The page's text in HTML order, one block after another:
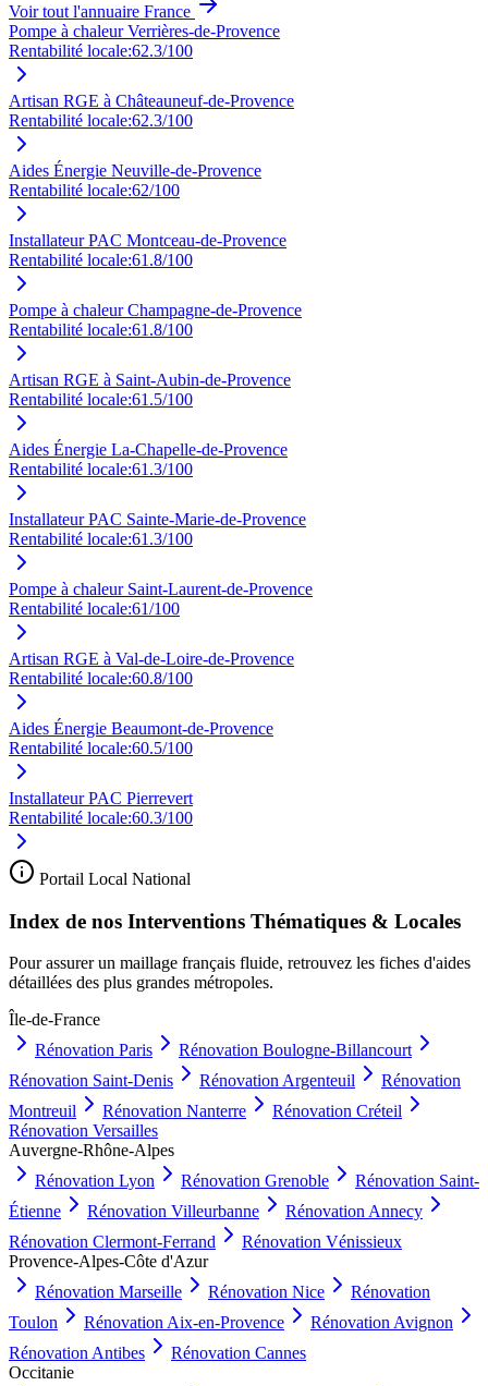
Voir tout l'annuaire France
Pompe à chaleur Verrières-de-Provence
Rentabilité locale:62.3/100
Artisan RGE à Châteauneuf-de-Provence
Rentabilité locale:62.3/100
Aides Énergie Neuville-de-Provence
Rentabilité locale:62/100
Installateur PAC Montceau-de-Provence
Rentabilité locale:61.8/100
Pompe à chaleur Champagne-de-Provence
Rentabilité locale:61.8/100
Artisan RGE à Saint-Aubin-de-Provence
Rentabilité locale:61.5/100
Aides Énergie La-Chapelle-de-Provence
Rentabilité locale:61.3/100
Installateur PAC Sainte-Marie-de-Provence
Rentabilité locale:61.3/100
Pompe à chaleur Saint-Laurent-de-Provence
Rentabilité locale:61/100
Artisan RGE à Val-de-Loire-de-Provence
Rentabilité locale:60.8/100
Aides Énergie Beaumont-de-Provence
Rentabilité locale:60.5/100
Installateur PAC Pierrevert
Rentabilité locale:60.3/100
Portail Local National
Index de nos Interventions Thématiques & Locales
Pour assurer un maillage français fluide, retrouvez les fiches d'aides
détaillées des plus grandes métropoles.
Île-de-France
Rénovation Paris Rénovation Boulogne-Billancourt
Rénovation Saint-Denis Rénovation Argenteuil
Rénovation
Montreuil
Rénovation Nanterre Rénovation Créteil
Rénovation Versailles
Auvergne-Rhône-Alpes
Rénovation Lyon Rénovation Grenoble Rénovation Saint-
Étienne
Rénovation Villeurbanne Rénovation Annecy
Rénovation Clermont-Ferrand Rénovation Vénissieux
Provence-Alpes-Côte d'Azur
Rénovation Marseille Rénovation Nice
Rénovation
Toulon
Rénovation Aix-en-Provence Rénovation Avignon
Rénovation Antibes Rénovation Cannes
Occitanie